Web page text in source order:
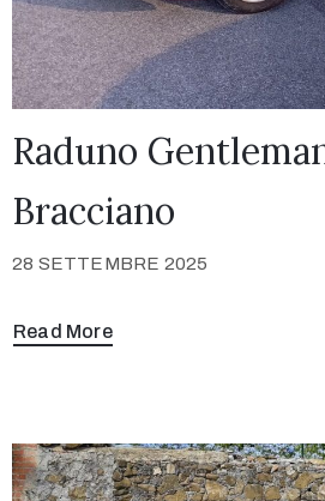
Raduno
Bracciano
28 SETTEMBRE 2025
Read More